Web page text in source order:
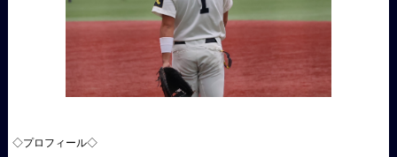
◇プロフィール◇